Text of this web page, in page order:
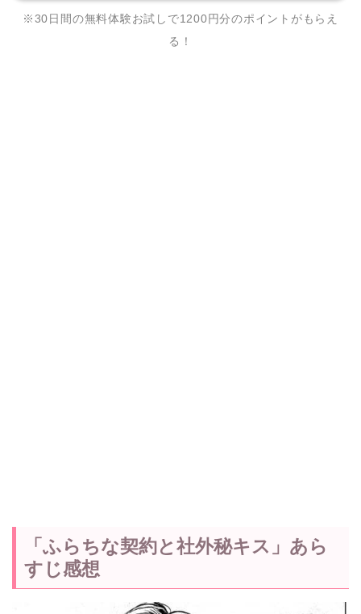
※30日間の無料体験お試しで1200円分のポイントがもらえ
る！
「ふらちな契約と社外秘キス」あら
すじ感想